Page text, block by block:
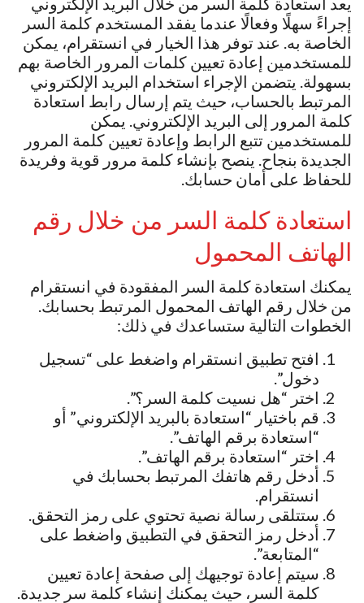
إجراءً سهلًا وفعالًا عندما يفقد المستخدم كلمة السر
الخاصة به. عند توفر هذا الخيار في انستقرام، يمكن
للمستخدمين إعادة تعيين كلمات المرور الخاصة بهم
بسهولة. يتضمن الإجراء استخدام البريد الإلكتروني
المرتبط بالحساب، حيث يتم إرسال رابط استعادة
كلمة المرور إلى البريد الإلكتروني. يمكن
للمستخدمين تتبع الرابط وإعادة تعيين كلمة المرور
الجديدة بنجاح. ينصح بإنشاء كلمة مرور قوية وفريدة
للحفاظ على أمان حسابك.
استعادة كلمة السر من خلال رقم
الهاتف المحمول
يمكنك استعادة كلمة السر المفقودة في انستقرام
من خلال رقم الهاتف المحمول المرتبط بحسابك.
الخطوات التالية ستساعدك في ذلك:
افتح تطبيق انستقرام واضغط على “تسجيل
دخول”.
اختر “هل نسيت كلمة السر؟”.
قم باختيار “استعادة بالبريد الإلكتروني” أو
“استعادة برقم الهاتف”.
اختر “استعادة برقم الهاتف”.
أدخل رقم هاتفك المرتبط بحسابك في
انستقرام.
ستتلقى رسالة نصية تحتوي على رمز التحقق.
أدخل رمز التحقق في التطبيق واضغط على
“المتابعة”.
سيتم إعادة توجيهك إلى صفحة إعادة تعيين
كلمة السر، حيث يمكنك إنشاء كلمة سر جديدة.